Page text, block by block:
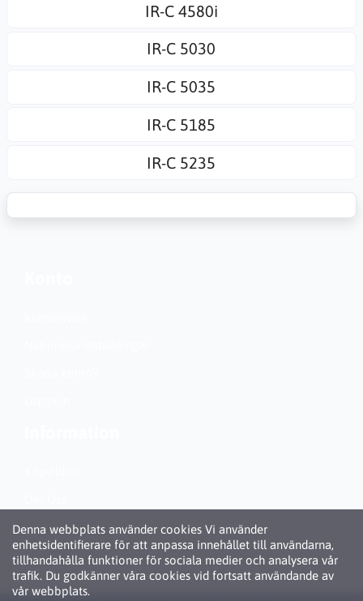
IR-C 4580i
IR-C 5030
IR-C 5035
IR-C 5185
IR-C 5235
Denna webbplats använder cookies Vi använder
enhetsidentifierare för att anpassa innehållet till användarna,
tillhandahålla funktioner för sociala medier och analysera vår
trafik. Du godkänner våra cookies vid fortsatt användande av
vår webbplats.
Personuppgiftspolicy (GDPR)
Om Cookies